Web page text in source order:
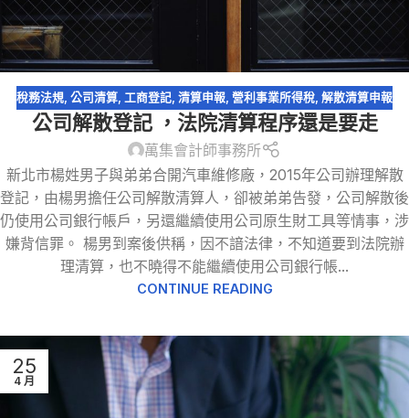
稅務法規, 公司清算, 工商登記, 清算申報, 營利事業所得稅, 解散清算申報
公司解散登記 ，法院清算程序還是要走
萬集會計師事務所
新北市楊姓男子與弟弟合開汽車維修廠，2015年公司辦理解散
登記，由楊男擔任公司解散清算人，卻被弟弟告發，公司解散後
仍使用公司銀行帳戶，另還繼續使用公司原生財工具等情事，涉
嫌背信罪。 楊男到案後供稱，因不諳法律，不知道要到法院辦
理清算，也不曉得不能繼續使用公司銀行帳...
CONTINUE READING
25
4 月